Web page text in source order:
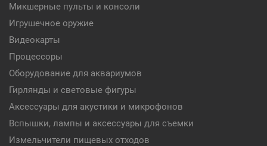
Микшерные пульты и консоли
Игрушечное оружие
Видеокарты
Процессоры
Оборудование для аквариумов
Гирлянды и световые фигуры
Аксессуары для акустики и микрофонов
Вспышки, лампы и аксессуары для съемки
Измельчители пищевых отходов